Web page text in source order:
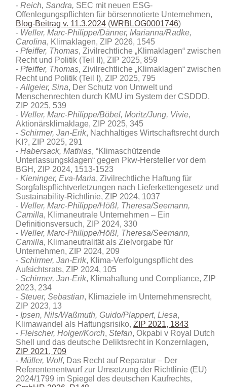
Reich, Sandra, SEC mit neuen ESG-
Offenlegungspflichten für börsennotierte Unternehmen,
Blog-Beitrag v. 11.3.2024 (WRBLOG0001746)
Weller, Marc-Philippe/Dänner, Marianna/Radke,
Carolina, Klimaklagen, ZIP 2026, 1545
Pfeiffer, Thomas, Zivilrechtliche „Klimaklagen“ zwischen
Recht und Politik (Teil II), ZIP 2025, 859
Pfeiffer, Thomas, Zivilrechtliche „Klimaklagen“ zwischen
Recht und Politik (Teil I), ZIP 2025, 795
Allgeier, Sina, Der Schutz von Umwelt und
Menschenrechten durch KMU im System der CSDDD,
ZIP 2025, 539
Weller, Marc-Philippe/Böbel, Moritz/Jung, Vivie,
Aktionärsklimaklage, ZIP 2025, 345
Schirmer, Jan-Erik, Nachhaltiges Wirtschaftsrecht durch
KI?, ZIP 2025, 291
Habersack, Mathias, “Klimaschützende
Unterlassungsklagen“ gegen Pkw-Hersteller vor dem
BGH, ZIP 2024, 1513-1523
Kieninger, Eva-Maria, Zivilrechtliche Haftung für
Sorgfaltspflichtverletzungen nach Lieferkettengesetz und
Sustainability-Richtlinie, ZIP 2024, 1037
Weller, Marc-Philippe/Hößl, Theresa/Seemann,
Camilla, Klimaneutrale Unternehmen – Ein
Definitionsversuch, ZIP 2024, 330
Weller, Marc-Philippe/Hößl, Theresa/Seemann,
Camilla, Klimaneutralität als Zielvorgabe für
Unternehmen, ZIP 2024, 209
Schirmer, Jan-Erik, Klima-Verfolgungspflicht des
Aufsichtsrats, ZIP 2024, 105
Schirmer, Jan-Erik, Klimahaftung und Compliance, ZIP
2023, 234
Steuer, Sebastian, Klimaziele im Unternehmensrecht,
ZIP 2023, 13
Ipsen, Nils/Waßmuth, Guido/Plappert,Liesa,
Klimawandel als Haftungsrisiko,ZIP 2021, 1843
Fleischer, Holger/Korch,Stefan, Okpabi v Royal Dutch
Shell und das deutsche Deliktsrecht in Konzernlagen,
ZIP 2021, 709
Müller, Wolf, Das Recht auf Reparatur – Der
Referentenentwurf zur Umsetzung der Richtlinie (EU)
2024/1799 im Spiegel des deutschen Kaufrechts,